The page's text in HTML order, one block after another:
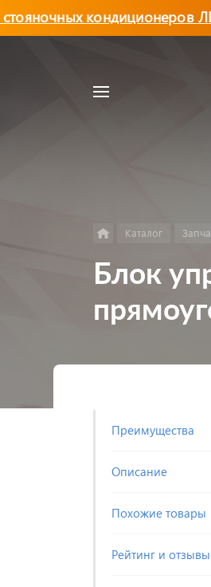
кондиционеров
Каталог
Блок
Преимущества
Описание
Похожие товары
Рейтинг и отзывы